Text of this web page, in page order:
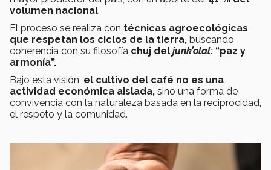
volumen nacional.
El proceso se realiza con técnicas agroecológicas
que respetan los ciclos de la tierra, buscando
coherencia con su filosofía chuj del junk’olal: “paz y
armonía”.
Bajo esta visión, el cultivo del café no es una
actividad económica aislada, sino una forma de
convivencia con la naturaleza basada en la reciprocidad,
el respeto y la comunidad.